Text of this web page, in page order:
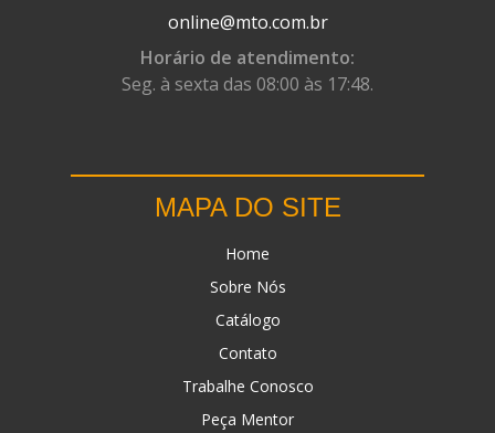
online@mto.com.br
Horário de atendimento:
Seg. à sexta das 08:00 às 17:48.
MAPA DO SITE
Home
Sobre Nós
Catálogo
Contato
Trabalhe Conosco
Peça Mentor